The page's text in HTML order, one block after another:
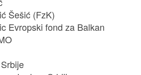
Šešić (FzK)
Evropski fond za Balkan